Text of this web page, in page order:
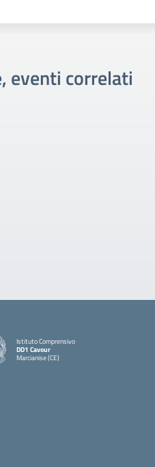
eventi correlati
Istituto Comprensivo
DD1 Cavour
Marcianise (CE)